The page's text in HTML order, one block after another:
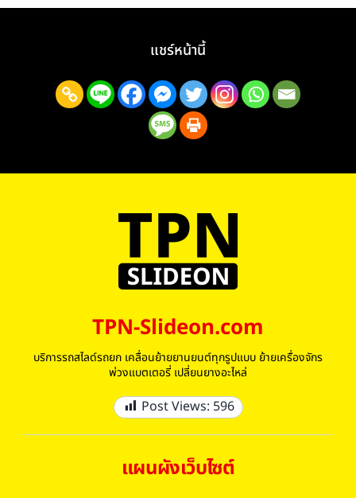
แชร์หน้านี้
TPN-Slideon.com
บริการรถสไลด์รถยก เคลื่อนย้ายยานยนต์ทุกรูปแบบ ย้ายเครื่องจักร
พ่วงแบตเตอรี่ เปลี่ยนยางอะไหล่
Post Views: 596
แผนผังเว็บไซต์